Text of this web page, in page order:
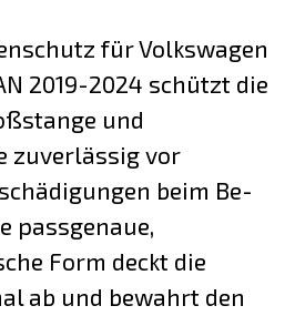
für Volkswagen
2019-2024 schützt die
und
zuverlässig vor
beim Be-
passgenaue,
Form deckt die
ab und bewahrt den